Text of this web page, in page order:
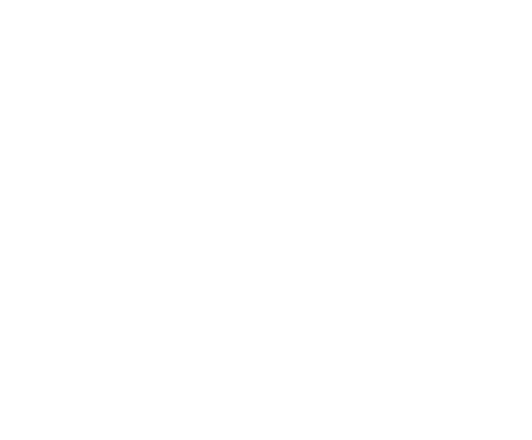
algo, ¿Quién eres? — cuestiono la joven al joven
de mi hermanita — Rose le sonrió de